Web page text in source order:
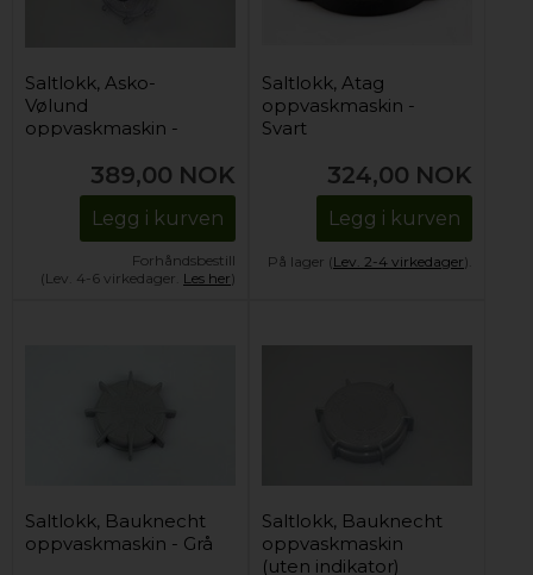
Saltlokk, Asko-
Vølund
oppvaskmaskin -
389,00 NOK
Legg i kurven
Forhåndsbestill
(Lev. 4-6 virkedager. Les her)
Saltlokk, Atag
oppvaskmaskin -
Svart
324,00 NOK
Legg i kurven
På lager (Lev. 2-4 virkedager).
Saltlokk, Bauknecht
oppvaskmaskin - Grå
Saltlokk, Bauknecht
oppvaskmaskin
(uten indikator)